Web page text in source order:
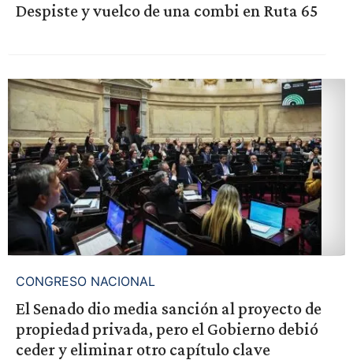
Despiste y vuelco de una combi en Ruta 65
CONGRESO NACIONAL
El Senado dio media sanción al proyecto de
propiedad privada, pero el Gobierno debió
ceder y eliminar otro capítulo clave